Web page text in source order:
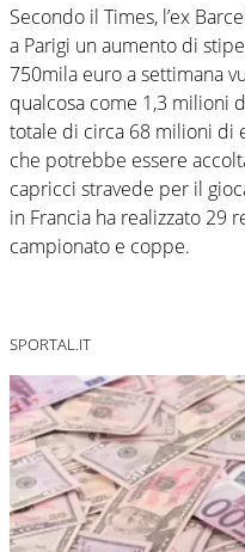
Secondo il Times, l’ex
a Parigi un aumento di
750mila euro a settimana
qualcosa come 1,3 milioni
totale di circa 68 milioni di
che potrebbe essere
capricci stravede per il
in Francia ha realizzato 29
campionato e coppe.
SPORTAL.IT